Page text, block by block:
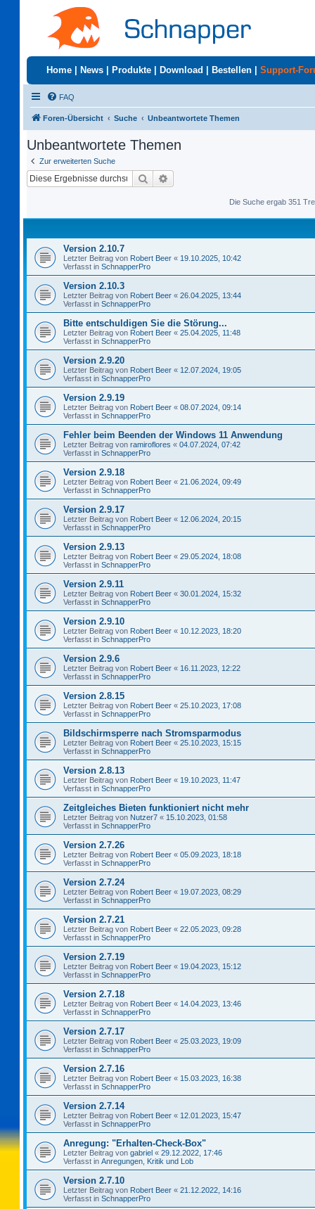
Home News Produkte Download Bestellen Support-
FAQ
Foren-Übersicht Suche Unbeantwortete Themen
Unbeantwortete Themen
Zur erweiterten Suche
Suche
Die Suche ergab 351
Version 2.10.7
Letzter Beitrag von Robert Beer « 19.10.2025, 10:42
Verfasst in SchnapperPro
Version 2.10.3
Letzter Beitrag von Robert Beer « 26.04.2025, 13:44
Verfasst in SchnapperPro
Bitte entschuldigen Sie die Störung...
Letzter Beitrag von Robert Beer « 25.04.2025, 11:48
Verfasst in SchnapperPro
Version 2.9.20
Letzter Beitrag von Robert Beer « 12.07.2024, 19:05
Verfasst in SchnapperPro
Version 2.9.19
Letzter Beitrag von Robert Beer « 08.07.2024, 09:14
Verfasst in SchnapperPro
Fehler beim Beenden der Windows 11 Anwendung
Letzter Beitrag von ramiroflores « 04.07.2024, 07:42
Verfasst in SchnapperPro
Version 2.9.18
Letzter Beitrag von Robert Beer « 21.06.2024, 09:49
Verfasst in SchnapperPro
Version 2.9.17
Letzter Beitrag von Robert Beer « 12.06.2024, 20:15
Verfasst in SchnapperPro
Version 2.9.13
Letzter Beitrag von Robert Beer « 29.05.2024, 18:08
Verfasst in SchnapperPro
Version 2.9.11
Letzter Beitrag von Robert Beer « 30.01.2024, 15:32
Verfasst in SchnapperPro
Version 2.9.10
Letzter Beitrag von Robert Beer « 10.12.2023, 18:20
Verfasst in SchnapperPro
Version 2.9.6
Letzter Beitrag von Robert Beer « 16.11.2023, 12:22
Verfasst in SchnapperPro
Version 2.8.15
Letzter Beitrag von Robert Beer « 25.10.2023, 17:08
Verfasst in SchnapperPro
Bildschirmsperre nach Stromsparmodus
Letzter Beitrag von Robert Beer « 25.10.2023, 15:15
Verfasst in SchnapperPro
Version 2.8.13
Letzter Beitrag von Robert Beer « 19.10.2023, 11:47
Verfasst in SchnapperPro
Zeitgleiches Bieten funktioniert nicht mehr
Letzter Beitrag von Nutzer7 « 15.10.2023, 01:58
Verfasst in SchnapperPro
Version 2.7.26
Letzter Beitrag von Robert Beer « 05.09.2023, 18:18
Verfasst in SchnapperPro
Version 2.7.24
Letzter Beitrag von Robert Beer « 19.07.2023, 08:29
Verfasst in SchnapperPro
Version 2.7.21
Letzter Beitrag von Robert Beer « 22.05.2023, 09:28
Verfasst in SchnapperPro
Version 2.7.19
Letzter Beitrag von Robert Beer « 19.04.2023, 15:12
Verfasst in SchnapperPro
Version 2.7.18
Letzter Beitrag von Robert Beer « 14.04.2023, 13:46
Verfasst in SchnapperPro
Version 2.7.17
Letzter Beitrag von Robert Beer « 25.03.2023, 19:09
Verfasst in SchnapperPro
Version 2.7.16
Letzter Beitrag von Robert Beer « 15.03.2023, 16:38
Verfasst in SchnapperPro
Version 2.7.14
Letzter Beitrag von Robert Beer « 12.01.2023, 15:47
Verfasst in SchnapperPro
Anregung: "Erhalten-Check-Box"
Letzter Beitrag von gabriel « 29.12.2022, 17:46
Verfasst in Anregungen, Kritik und Lob
Version 2.7.10
Letzter Beitrag von Robert Beer « 21.12.2022, 14:16
Verfasst in SchnapperPro